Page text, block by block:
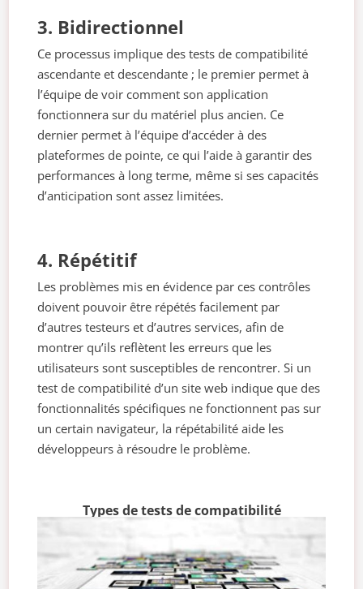
3. Bidirectionnel
Ce processus implique des tests de compatibilité
ascendante et descendante ; le premier permet à
l’équipe de voir comment son application
fonctionnera sur du matériel plus ancien. Ce
dernier permet à l’équipe d’accéder à des
plateformes de pointe, ce qui l’aide à garantir des
performances à long terme, même si ses capacités
d’anticipation sont assez limitées.
4. Répétitif
Les problèmes mis en évidence par ces contrôles
doivent pouvoir être répétés facilement par
d’autres testeurs et d’autres services, afin de
montrer qu’ils reflètent les erreurs que les
utilisateurs sont susceptibles de rencontrer. Si un
test de compatibilité d’un site web indique que des
fonctionnalités spécifiques ne fonctionnent pas sur
un certain navigateur, la répétabilité aide les
développeurs à résoudre le problème.
Types de tests de compatibilité